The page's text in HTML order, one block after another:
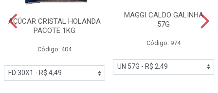
AÇÚCAR CRISTAL HOLANDA
PACOTE 1KG
Código: 404
MAGGI CALDO GALINHA
57G
Código: 974